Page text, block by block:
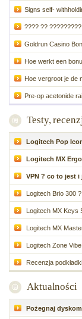
Signs self-
???? ??
Goldrun Casino
Hoe werkt een
Hoe vergroot je de
Pre-op acetonide
Testy,
Logitech Pop
Logitech MX
VPN ? co to jest i
Logitech Brio 300
Logitech MX Keys
Logitech MX
Logitech Zone
Recenzja
Aktualności
Pożegnaj